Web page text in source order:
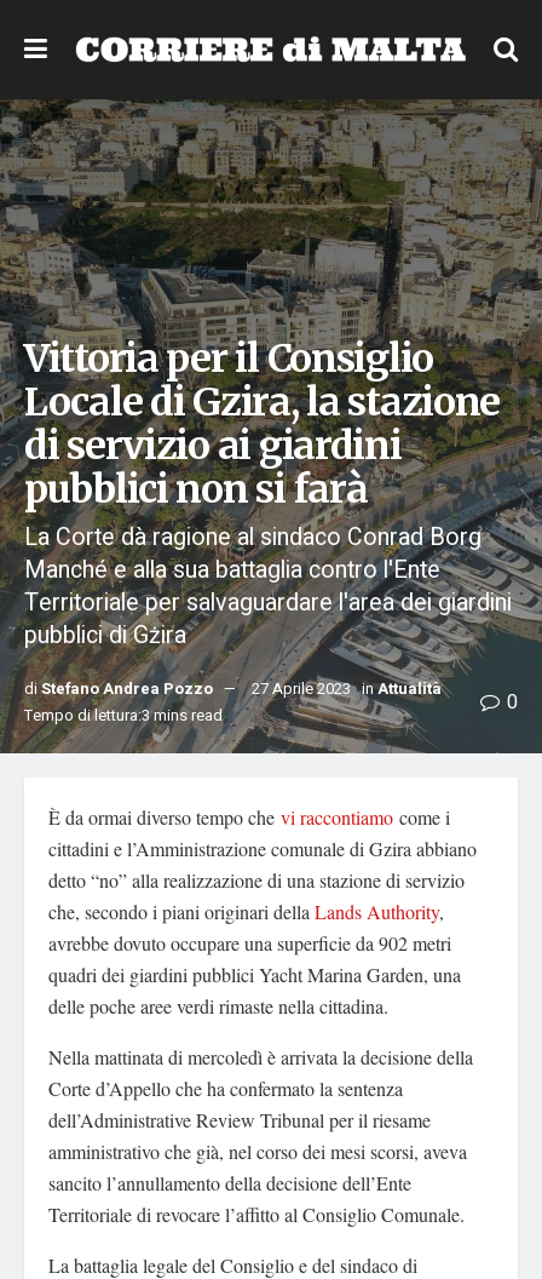
Vittoria per il Consiglio
Locale di Gzira, la stazione
di servizio ai giardini
pubblici non si farà
La Corte dà ragione al sindaco Conrad Borg
Manché e alla sua battaglia contro l'Ente
Territoriale per salvaguardare l'area dei giardini
pubblici di Gżira
diStefano Andrea Pozzo 27 Aprile 2023 inAttualità
Tempo di lettura:3 mins read
0
È da ormai diverso tempo che vi raccontiamo come i
cittadini e l’Amministrazione comunale di Gzira abbiano
detto “no” alla realizzazione di una stazione di servizio
che, secondo i piani originari della Lands Authority,
avrebbe dovuto occupare una superficie da 902 metri
quadri dei giardini pubblici Yacht Marina Garden, una
delle poche aree verdi rimaste nella cittadina.
Nella mattinata di mercoledì è arrivata la decisione della
Corte d’Appello che ha confermato la sentenza
dell’Administrative Review Tribunal per il riesame
amministrativo che già, nel corso dei mesi scorsi, aveva
sancito l’annullamento della decisione dell’Ente
Territoriale di revocare l’affitto al Consiglio Comunale.
La battaglia legale del Consiglio e del sindaco di